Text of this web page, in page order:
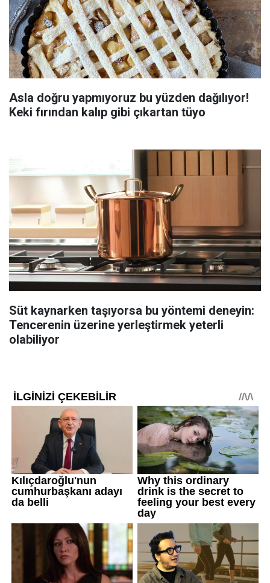
Asla doğru yapmıyoruz bu yüzden dağılıyor!
Keki fırından kalıp gibi çıkartan tüyo
Süt kaynarken taşıyorsa bu yöntemi deneyin:
Tencerenin üzerine yerleştirmek yeterli
olabiliyor